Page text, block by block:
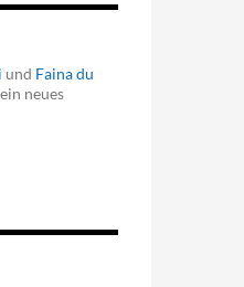
und Faina du
neues